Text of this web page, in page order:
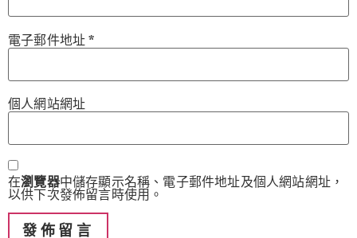
電子郵件地址*
個人網站網址
在瀏覽器中儲存顯示名稱、電子郵件地址及個人網站網址，
以供下次發佈留言時使用。